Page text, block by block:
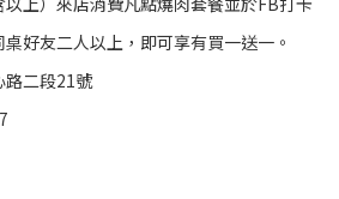
好友二人以上，即可享有買一送一。
路二段21號